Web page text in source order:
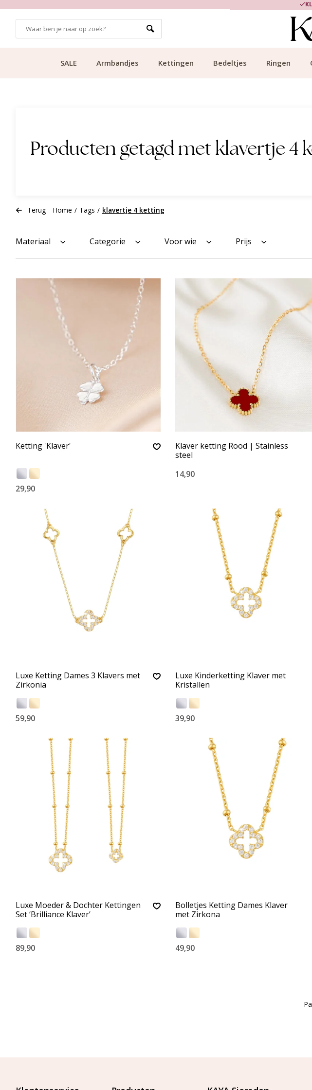
SALE Armbandjes Kettingen Bedeltjes Ringen
Producten getagd met klavertje 4
Terug Home / Tags / klavertje 4 ketting
Materiaal Categorie Voor wie Prijs
Ketting 'Klaver'
29,90
Klaver ketting Rood | Stainless
steel
14,90
Luxe Ketting Dames 3 Klavers met
Zirkonia
59,90
Luxe Kinderketting Klaver met
Kristallen
39,90
Luxe Moeder & Dochter Kettingen
Set ‘Brilliance Klaver’
89,90
Bolletjes Ketting Dames Klaver
met Zirkona
49,90